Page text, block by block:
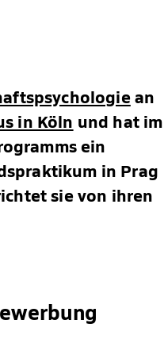
an
in Köln und hat im
ein
in Prag
sie von ihren